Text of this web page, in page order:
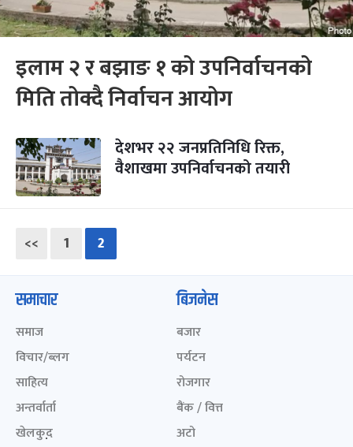
इलाम २ र बझाङ १ को उपनिर्वाचनको
मिति तोक्दै निर्वाचन आयोग
देशभर २२ जनप्रतिनिधि रिक्त,
वैशाखमा उपनिर्वाचनको तयारी
Posts
pagination
<< 1 2
समाचार
समाज
विचार/ब्लग
साहित्य
अन्तर्वार्ता
खेलकुद़़
बिजनेस
बजार
पर्यटन
रोजगार
बैंक / वित्त
अटो